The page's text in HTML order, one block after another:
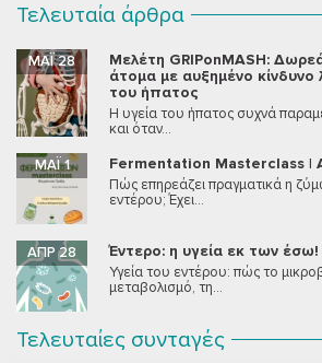
Τελευταία άρθρα
Μελέτη GRIPonMASH:
άτομα με αυξημένο
του ήπατος
ΜΆΙ 28
Η υγεία του ήπατος συχνά
και όταν...
Fermentation Masterclass |
ΜΆΙ 1
Πώς επηρεάζει πραγματικά η
εντέρου; Έχει...
Έντερο: η υγεία εκ των έσω!
ΑΠΡ 28
Υγεία του εντέρου: πώς το
μεταβολισμό, τη...
Τελευταίες συνταγές